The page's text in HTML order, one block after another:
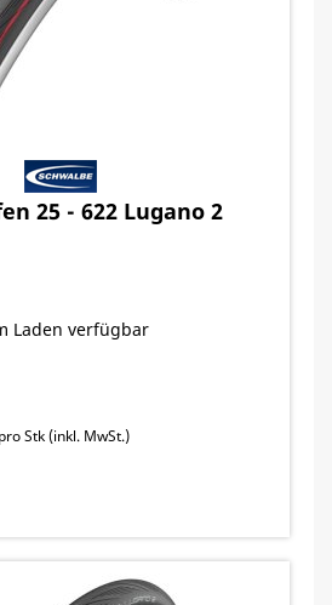
25 - 622 Lugano 2
Laden verfügbar
Stk (inkl. MwSt.)